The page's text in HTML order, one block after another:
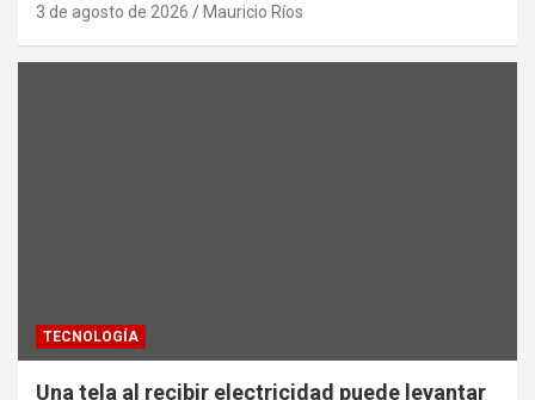
3 de agosto de 2026 Mauricio Ríos
TECNOLOGÍA
Una tela al recibir electricidad puede levantar